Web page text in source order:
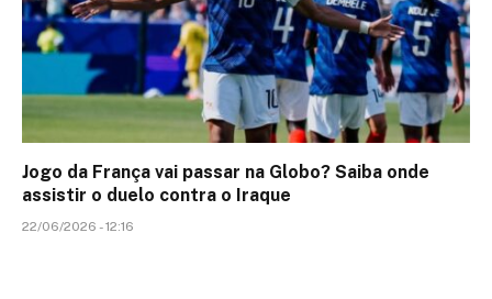
Jogo da França vai passar na Globo? Saiba onde
assistir o duelo contra o Iraque
22/06/2026 - 12:16